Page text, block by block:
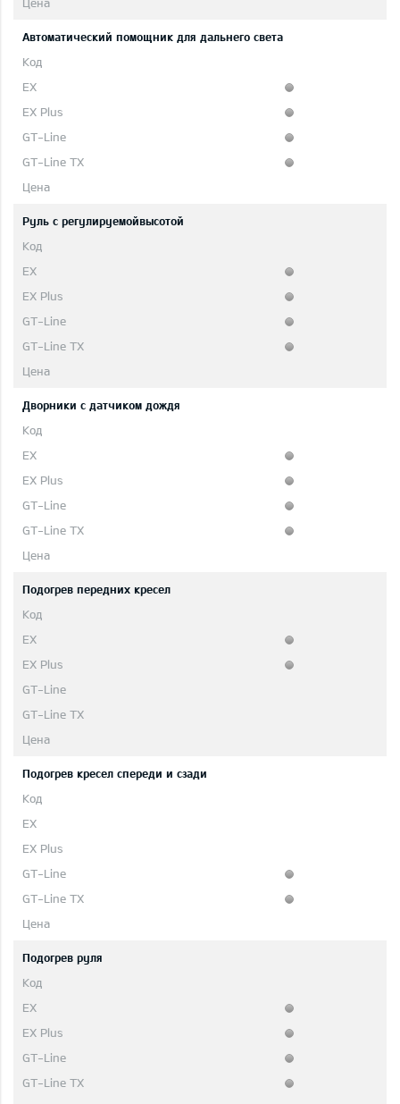
Автоматический помощник для дальнего света
Руль с регулируемойвысотой
Дворники с датчиком дождя
Подогрев передних кресел
Подогрев кресел спереди и сзади
Подогрев руля